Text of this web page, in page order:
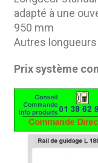
adapté à une
950 mm
Autres
Prix système